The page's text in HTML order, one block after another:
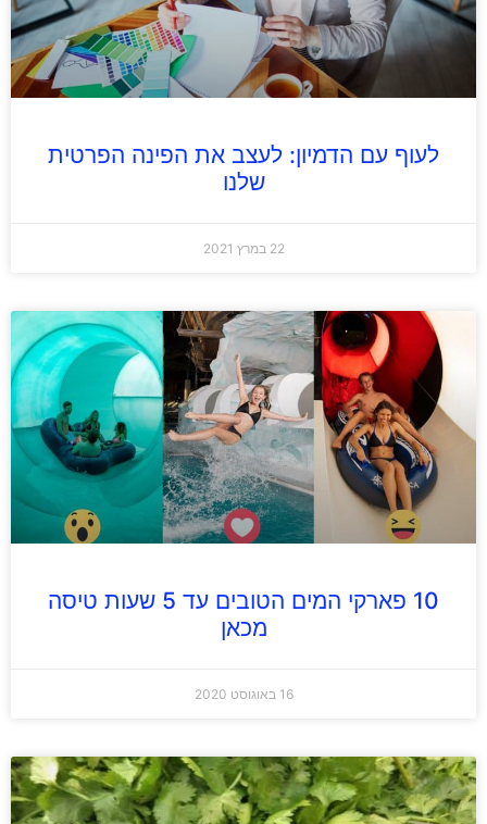
לעוף עם הדמיון: לעצב את הפינה הפרטית
שלנו
22 במרץ 2021
10 פארקי המים הטובים עד 5 שעות טיסה
מכאן
16 באוגוסט 2020